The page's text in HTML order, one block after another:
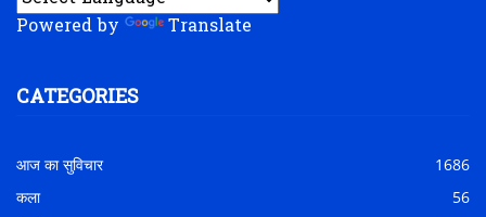
Powered by Translate
CATEGORIES
आज का सुविचार
1686
कला
56